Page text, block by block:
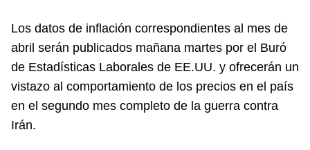
Los datos de inflación correspondientes al mes de
abril serán publicados mañana martes por el Buró
de Estadísticas Laborales de EE.UU. y ofrecerán un
vistazo al comportamiento de los precios en el país
en el segundo mes completo de la guerra contra
Irán.